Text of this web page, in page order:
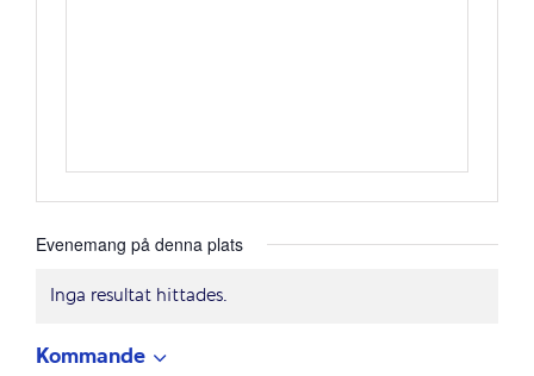
Evenemang på denna plats
Notis
Inga resultat hittades.
Kommande